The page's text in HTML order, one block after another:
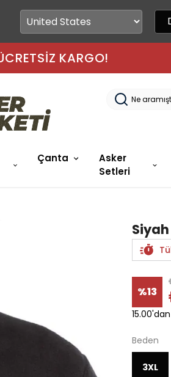
🚀 15.00'A KADAR
Çanta
Asker
Setleri
%13
Beden
3XL